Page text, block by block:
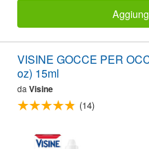
VISINE GOCCE PER
oz) 15ml
da Visine
(14)